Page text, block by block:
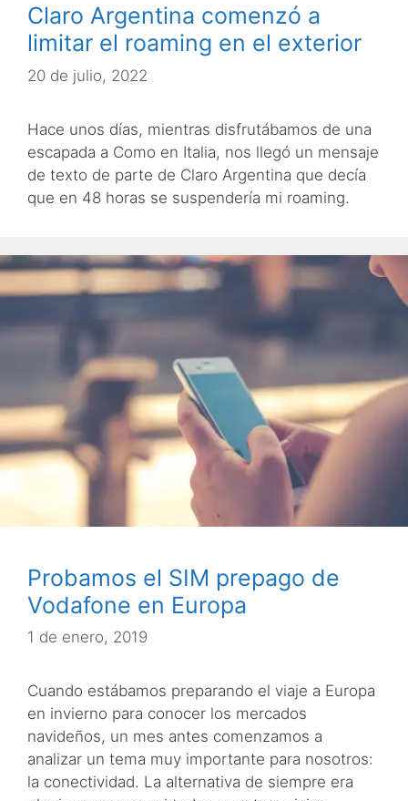
Claro Argentina comenzó a
limitar el roaming en el exterior
20 de julio, 2022
Hace unos días, mientras disfrutábamos de una
escapada a Como en Italia, nos llegó un mensaje
de texto de parte de Claro Argentina que decía
que en 48 horas se suspendería mi roaming.
Probamos el SIM prepago de
Vodafone en Europa
1 de enero, 2019
Cuando estábamos preparando el viaje a Europa
en invierno para conocer los mercados
navideños, un mes antes comenzamos a
analizar un tema muy importante para nosotros:
la conectividad. La alternativa de siempre era